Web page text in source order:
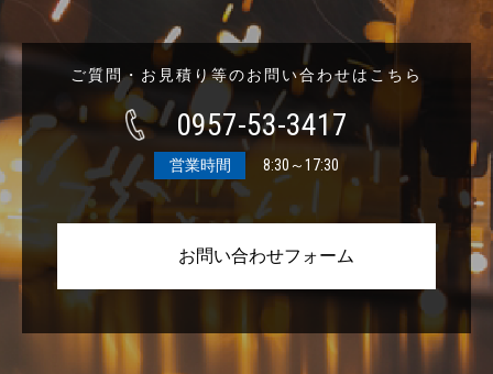
ご質問・お見積り等のお問い合わせはこちら
0957-53-3417
営業時間 8:30～17:30
お問い合わせフォーム